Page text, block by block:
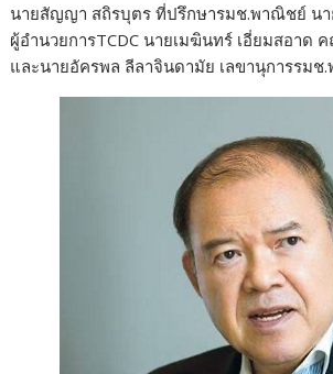
นายสัญญา สถิรบุตร ที่ปรึกษารมช.พาณิชย์ น
ผู้อำนวยการTCDC นายเมฆินทร์ เอี่ยมสอาด
และนายอัครพล ลีลาจินดามัย เลขานุการรมช